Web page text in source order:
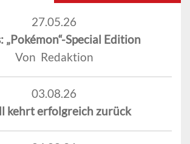
27.05.26
„Pokémon“-Special Edition
Von Redaktion
03.08.26
kehrt erfolgreich zurück